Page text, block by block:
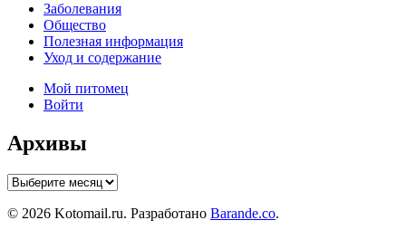
Заболевания
Общество
Полезная информация
Уход и содержание
Мой питомец
Войти
Архивы
Архивы
© 2026 Kotomail.ru. Разработано Barande.co.